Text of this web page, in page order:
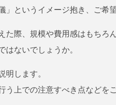
」というイメージ抱き、ご希
た際、規模や費用感はもちろ
はないでしょうか。
明します。
上での注意すべき点などを